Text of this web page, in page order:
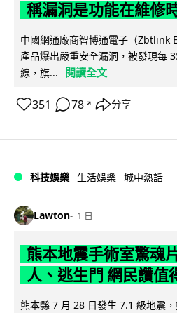
稱漏洞是功能在維修
中國網通廠商智博通電子（Zbtlink
產品爆出嚴重安全漏洞，被發現每
線，旗...
閱讀全文
351 78 ↗ 分享
科技娛樂 生活娛樂 城中熱話
Lawton 1 日
熊本地震手術室驚魂
人、逃生門 網民讚值
熊本縣 7 月 28 日發生 7.1 級地震